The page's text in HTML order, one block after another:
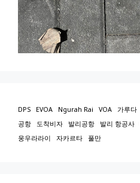
DPS EVOA Ngurah Rai VOA 가루다
공항
도착비자 발리공항 발리 항공사
웅우라라이
자카르타 풀만